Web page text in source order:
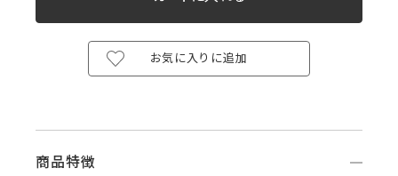
お気に入りに追加
商品特徴